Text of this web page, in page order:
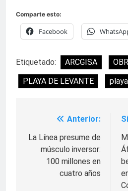
Comparte esto:
Facebook
Etiquetado: ARCGISA
PLAYA DE LEVANTE
Navegación
de
entradas
Anterior:
La Línea presume de
músculo inversor:
100 millones en
cuatro años